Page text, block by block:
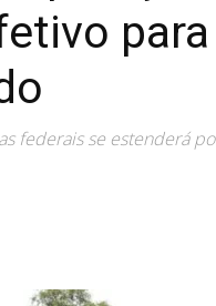
federais se estenderá